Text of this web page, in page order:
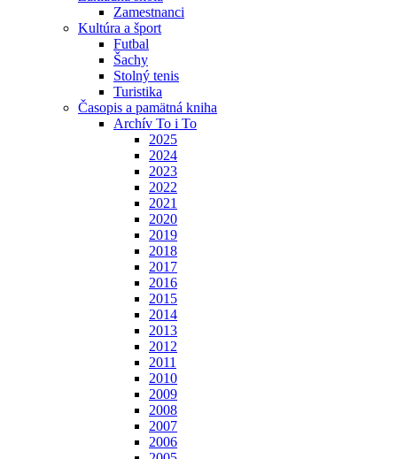
Zamestnanci
Kultúra a šport
Futbal
Šachy
Stolný tenis
Turistika
Časopis a pamätná kniha
Archív To i To
2025
2024
2023
2022
2021
2020
2019
2018
2017
2016
2015
2014
2013
2012
2011
2010
2009
2008
2007
2006